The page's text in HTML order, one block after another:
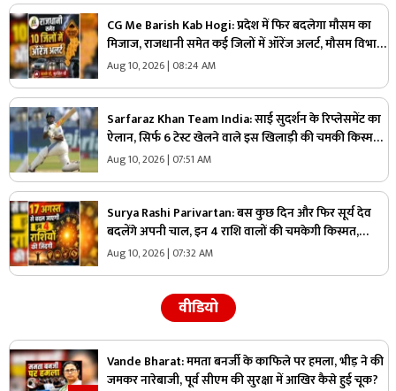
CG Me Barish Kab Hogi: प्रदेश में फिर बदलेगा मौसम का
मिजाज, राजधानी समेत कई जिलों में ऑरेंज अलर्ट, मौसम विभाग
ने 12 अगस्त तक जारी की चेतावनी
Aug 10, 2026 | 08:24 AM
Sarfaraz Khan Team India: साई सुदर्शन के रिप्लेसमेंट का
ऐलान, सिर्फ 6 टेस्ट खेलने वाले इस खिलाड़ी की चमकी किस्मत,
टीम इंडिया में मिली एंट्री
Aug 10, 2026 | 07:51 AM
Surya Rashi Parivartan: बस कुछ दिन और​ फिर सूर्य देव
बदलेंगे अपनी चाल, इन 4 राशि वालों की चमकेगी किस्मत,
अचानक होगा धन का लाभ
Aug 10, 2026 | 07:32 AM
वीडियो
Vande Bharat: ममता बनर्जी के काफिले पर हमला, भीड़ ने की
जमकर नारेबाजी, पूर्व सीएम की सुरक्षा में आखिर कैसे हुई चूक?